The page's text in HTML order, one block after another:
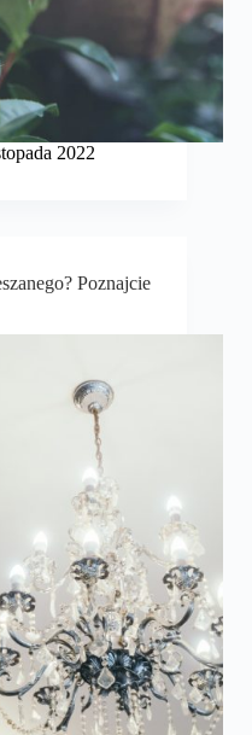
2022
Poznajcie